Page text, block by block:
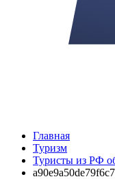
Главная
Туризм
Туристы из РФ